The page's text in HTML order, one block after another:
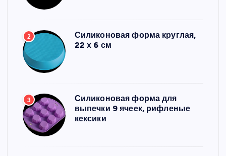
2
Силиконовая форма круглая,
22 х 6 см
3
Силиконовая форма для
выпечки 9 ячеек, рифленые
кексики